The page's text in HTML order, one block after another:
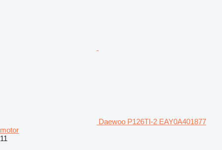
Daewoo P126TI-2 EAY0A401877
motor
11